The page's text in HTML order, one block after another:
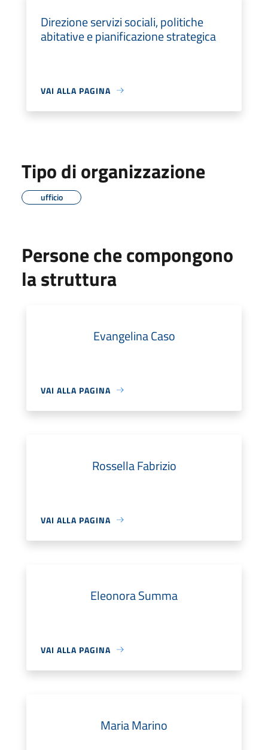
Direzione servizi sociali, politiche
abitative e pianificazione strategica
VAI ALLA PAGINA
Tipo di organizzazione
ufficio
Persone che compongono
la struttura
Evangelina Caso
VAI ALLA PAGINA
Rossella Fabrizio
VAI ALLA PAGINA
Eleonora Summa
VAI ALLA PAGINA
Maria Marino